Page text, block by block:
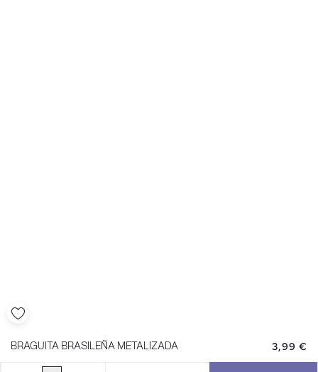
BRAGUITA BRASILEÑA METALIZADA 3,99 €